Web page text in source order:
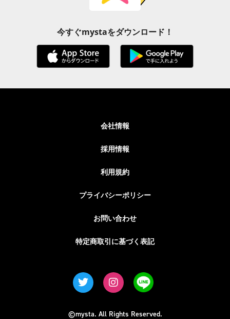
今すぐmystaをダウンロード！
会社情報
採用情報
利用規約
プライバシーポリシー
お問い合わせ
特定商取引に基づく表記
©mysta. All Rights Reserved.